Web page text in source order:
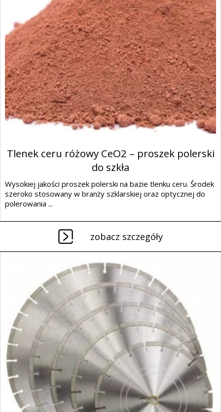
Tlenek ceru różowy CeO2 – proszek polerski
do szkła
Wysokiej jakości proszek polerski na bazie tlenku ceru. Środek
szeroko stosowany w branży szklarskiej oraz optycznej do
polerowania ...
zobacz szczegóły